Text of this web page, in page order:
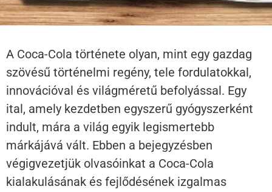
A Coca-Cola története olyan, mint egy gazdag
szövésű történelmi regény, tele fordulatokkal,
innovációval és világméretű befolyással. Egy
ital, amely kezdetben egyszerű gyógyszerként
indult, mára a világ egyik legismertebb
márkájává vált. Ebben a bejegyzésben
végigvezetjük olvasóinkat a Coca-Cola
kialakulásának és fejlődésének izgalmas